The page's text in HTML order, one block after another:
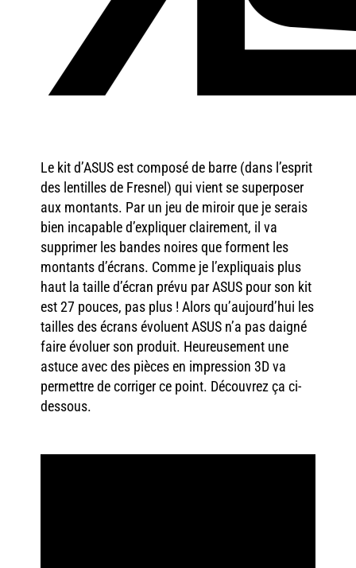
Le kit d’ASUS est composé de barre (dans l’esprit
des lentilles de Fresnel) qui vient se superposer
aux montants. Par un jeu de miroir que je serais
bien incapable d’expliquer clairement, il va
supprimer les bandes noires que forment les
montants d’écrans. Comme je l’expliquais plus
haut la taille d’écran prévu par ASUS pour son kit
est 27 pouces, pas plus ! Alors qu’aujourd’hui les
tailles des écrans évoluent ASUS n’a pas daigné
faire évoluer son produit. Heureusement une
astuce avec des pièces en impression 3D va
permettre de corriger ce point. Découvrez ça ci-
dessous.